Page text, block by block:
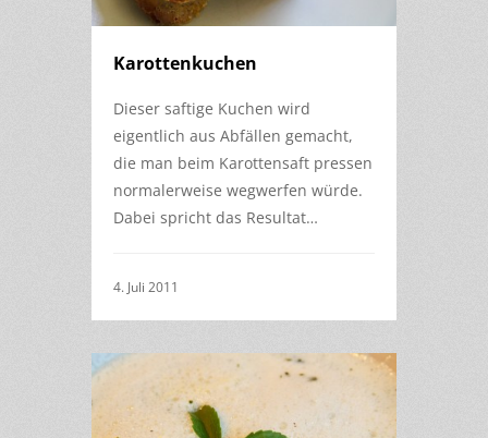
Karottenkuchen
Dieser saftige Kuchen wird
eigentlich aus Abfällen gemacht,
die man beim Karottensaft pressen
normalerweise wegwerfen würde.
Dabei spricht das Resultat…
4. Juli 2011